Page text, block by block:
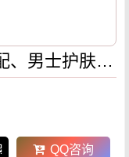
帝国cms简洁漂亮男装搭配、男士护肤、男士发型,娱乐热点资讯文章模板
QQ咨询